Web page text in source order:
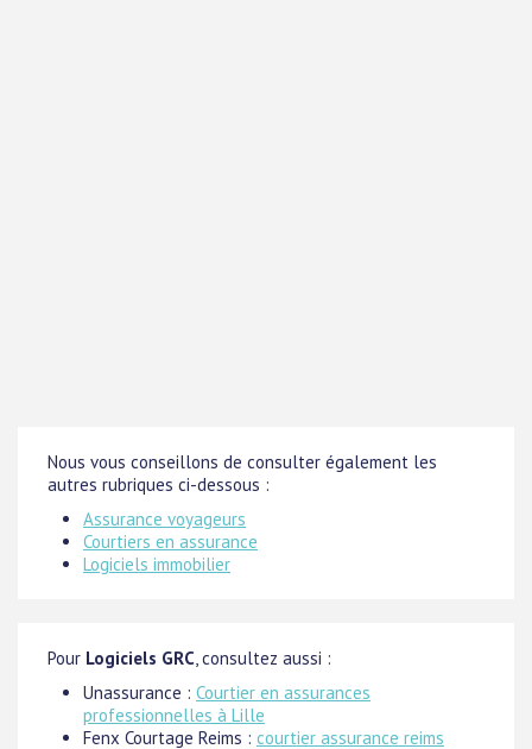
Nous vous conseillons de consulter également les
autres rubriques ci-dessous :
Assurance voyageurs
Courtiers en assurance
Logiciels immobilier
Pour Logiciels GRC , consultez aussi :
Unassurance : Courtier en assurances
professionnelles à Lille
Fenx Courtage Reims : courtier assurance reims